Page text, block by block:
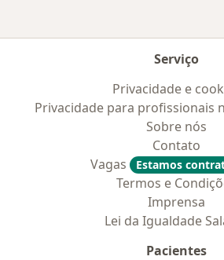
Serviço
Privacidade e
Privacidade para profissionais
Sobre nós
Contato
Vagas
Estamos
Termos e
Imprensa
Lei da Igualdade
Pacientes